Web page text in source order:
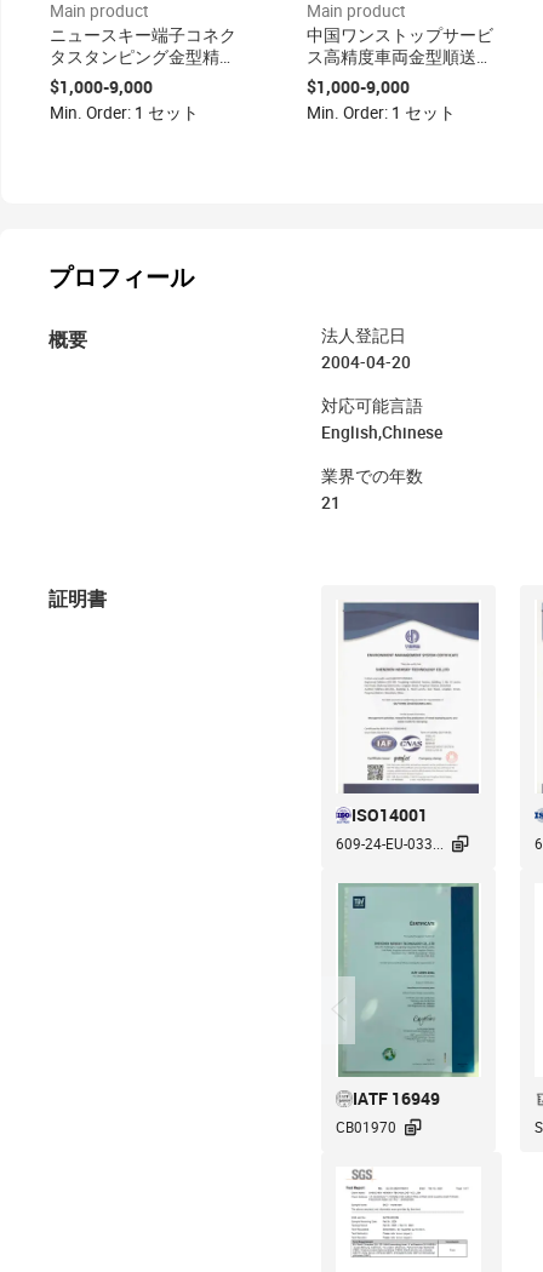
Main product
ニュースキー端子コネク
タスタンピング金型精密
鋼板段階的スタンピング
金型（深セン、広東省）
$1,000-9,000
Min. Order: 1 セット
Main product
中国ワンストップサービ
ス高精度車両金型順送成
形深絞り工具SKD11材
0.005mm公差
$1,000-9,000
Min. Order: 1 セット
プロフィール
概要
法人登記日
2004-04-20
対応可能言語
English,Chinese
業界での年数
21
証明書
ISO14001
609-24-EU-033... 
IATF 16949
CB01970 